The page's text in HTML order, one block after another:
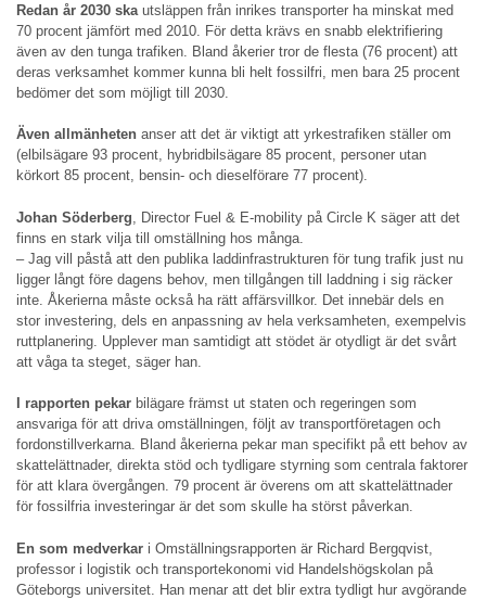
Redan år 2030 ska utsläppen från inrikes transporter ha minskat med
70 procent jämfört med 2010. För detta krävs en snabb elektrifiering
även av den tunga trafiken. Bland åkerier tror de flesta (76 procent) att
deras verksamhet kommer kunna bli helt fossilfri, men bara 25 procent
bedömer det som möjligt till 2030.
Även allmänheten anser att det är viktigt att yrkestrafiken ställer om
(elbilsägare 93 procent, hybridbilsägare 85 procent, personer utan
körkort 85 procent, bensin- och dieselförare 77 procent).
Johan Söderberg , Director Fuel & E-mobility på Circle K säger att det
finns en stark vilja till omställning hos många.
– Jag vill påstå att den publika laddinfrastrukturen för tung trafik just nu
ligger långt före dagens behov, men tillgången till laddning i sig räcker
inte. Åkerierna måste också ha rätt affärsvillkor. Det innebär dels en
stor investering, dels en anpassning av hela verksamheten, exempelvis
ruttplanering. Upplever man samtidigt att stödet är otydligt är det svårt
att våga ta steget, säger han.
I rapporten pekar bilägare främst ut staten och regeringen som
ansvariga för att driva omställningen, följt av transportföretagen och
fordonstillverkarna. Bland åkerierna pekar man specifikt på ett behov av
skattelättnader, direkta stöd och tydligare styrning som centrala faktorer
för att klara övergången. 79 procent är överens om att skattelättnader
för fossilfria investeringar är det som skulle ha störst påverkan.
En som medverkar i Omställningsrapporten är Richard Bergqvist,
professor i logistik och transportekonomi vid Handelshögskolan på
Göteborgs universitet. Han menar att det blir extra tydligt hur avgörande